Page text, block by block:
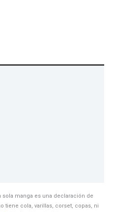
sola manga es una declaración de
tiene cola, varillas, corset, copas, ni